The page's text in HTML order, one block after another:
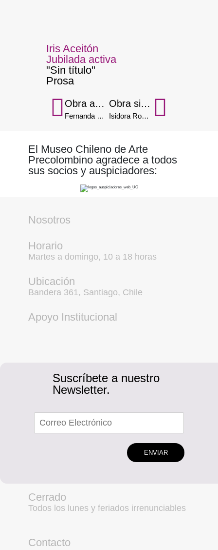
Iris Aceitón
Jubilada activa
"Sin título"
Prosa
Obra anterior
Fernanda Benavides
Obra siguiente
Isidora Romero
El Museo Chileno de Arte
Precolombino agradece a todos
sus socios y auspiciadores:
Nosotros
Horario
Martes a domingo, 10 a 18 horas
Ubicación
Bandera 361, Santiago, Chile
Apoyo Institucional
Suscríbete a nuestro
Newsletter.
ENVIAR
Cerrado
Todos los lunes y feriados irrenunciables
Contacto